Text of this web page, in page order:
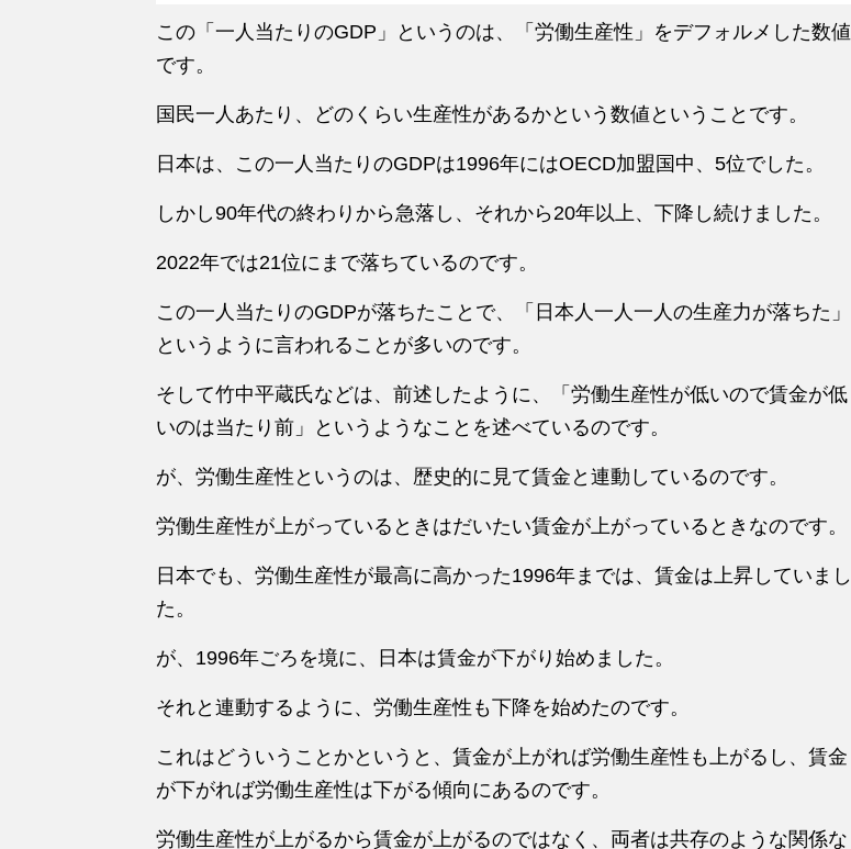
この「一人当たりのGDP」というのは、「労働生産性」をデフォルメした数値
です。
国民一人あたり、どのくらい生産性があるかという数値ということです。
日本は、この一人当たりのGDPは1996年にはOECD加盟国中、5位でした。
しかし90年代の終わりから急落し、それから20年以上、下降し続けました。
2022年では21位にまで落ちているのです。
この一人当たりのGDPが落ちたことで、「日本人一人一人の生産力が落ちた」
というように言われることが多いのです。
そして竹中平蔵氏などは、前述したように、「労働生産性が低いので賃金が低
いのは当たり前」というようなことを述べているのです。
が、労働生産性というのは、歴史的に見て賃金と連動しているのです。
労働生産性が上がっているときはだいたい賃金が上がっているときなのです。
日本でも、労働生産性が最高に高かった1996年までは、賃金は上昇していまし
た。
が、1996年ごろを境に、日本は賃金が下がり始めました。
それと連動するように、労働生産性も下降を始めたのです。
これはどういうことかというと、賃金が上がれば労働生産性も上がるし、賃金
が下がれば労働生産性は下がる傾向にあるのです。
労働生産性が上がるから賃金が上がるのではなく、両者は共存のような関係な